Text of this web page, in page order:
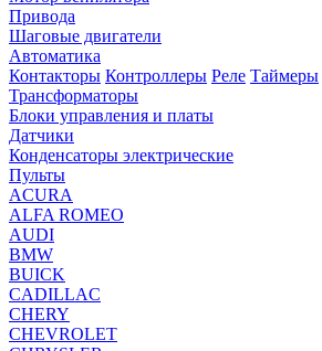
Привода
Шаговые двигатели
Автоматика
Контакторы Контроллеры Реле Таймеры
Трансформаторы
Блоки управления и платы
Датчики
Конденсаторы электрические
Пульты
ACURA
ALFA ROMEO
AUDI
BMW
BUICK
CADILLAC
CHERY
CHEVROLET